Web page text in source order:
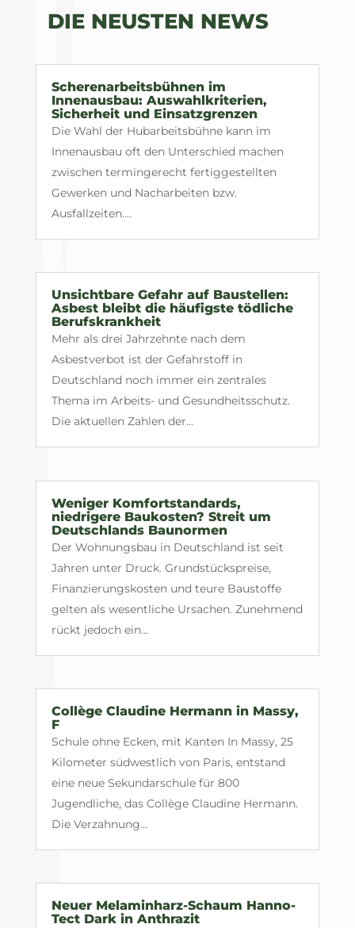
DIE NEUSTEN NEWS
Scherenarbeitsbühnen im
Innenausbau: Auswahlkriterien,
Sicherheit und Einsatzgrenzen
Die Wahl der Hubarbeitsbühne kann im
Innenausbau oft den Unterschied machen
zwischen termingerecht fertiggestellten
Gewerken und Nacharbeiten bzw.
Ausfallzeiten....
Unsichtbare Gefahr auf Baustellen:
Asbest bleibt die häufigste tödliche
Berufskrankheit
Mehr als drei Jahrzehnte nach dem
Asbestverbot ist der Gefahrstoff in
Deutschland noch immer ein zentrales
Thema im Arbeits- und Gesundheitsschutz.
Die aktuellen Zahlen der...
Weniger Komfortstandards,
niedrigere Baukosten? Streit um
Deutschlands Baunormen
Der Wohnungsbau in Deutschland ist seit
Jahren unter Druck. Grundstückspreise,
Finanzierungskosten und teure Baustoffe
gelten als wesentliche Ursachen. Zunehmend
rückt jedoch ein...
Collège Claudine Hermann in Massy,
F
Schule ohne Ecken, mit Kanten In Massy, 25
Kilometer südwestlich von Paris, entstand
eine neue Sekundarschule für 800
Jugendliche, das Collège Claudine Hermann.
Die Verzahnung...
Neuer Melaminharz-Schaum Hanno-
Tect Dark in Anthrazit